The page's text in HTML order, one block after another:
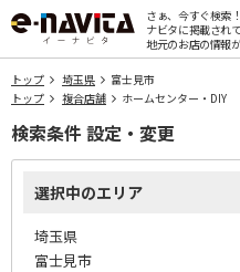
さぁ、今すぐ検索！
ナビタに掲載され
地元のお店の情報
トップ 埼玉県
富士見市
トップ
複合店舗 ホームセンター・DIY
検索条件 設定・変更
選択中のエリア
埼玉県
富士見市